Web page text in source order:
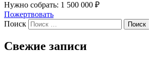
Нужно собрать: 1 500 000 ₽
Пожертвовать
Поиск
Свежие записи